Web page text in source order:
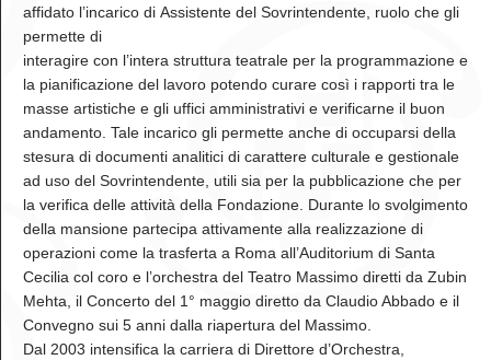
affidato l’incarico di Assistente del Sovrintendente, ruolo che gli
permette di
interagire con l’intera struttura teatrale per la programmazione e
la pianificazione del lavoro potendo curare così i rapporti tra le
masse artistiche e gli uffici amministrativi e verificarne il buon
andamento. Tale incarico gli permette anche di occuparsi della
stesura di documenti analitici di carattere culturale e gestionale
ad uso del Sovrintendente, utili sia per la pubblicazione che per
la verifica delle attività della Fondazione. Durante lo svolgimento
della mansione partecipa attivamente alla realizzazione di
operazioni come la trasferta a Roma all’Auditorium di Santa
Cecilia col coro e l’orchestra del Teatro Massimo diretti da Zubin
Mehta, il Concerto del 1° maggio diretto da Claudio Abbado e il
Convegno sui 5 anni dalla riapertura del Massimo.
Dal 2003 intensifica la carriera di Direttore d’Orchestra,